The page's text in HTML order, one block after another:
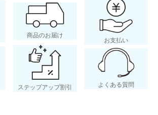
商品のお届け
お支払い
ステップアップ割引 よくある質問